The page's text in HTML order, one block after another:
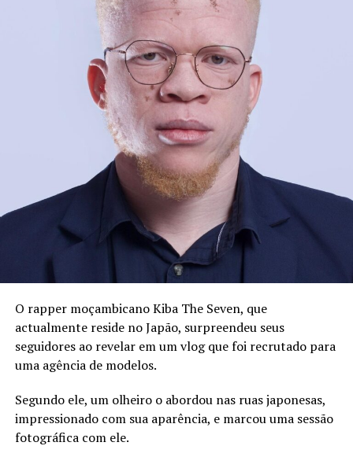
O rapper moçambicano Kiba The Seven, que
actualmente reside no Japão, surpreendeu seus
seguidores ao revelar em um vlog que foi recrutado para
uma agência de modelos.
Segundo ele, um olheiro o abordou nas ruas japonesas,
impressionado com sua aparência, e marcou uma sessão
fotográfica com ele.